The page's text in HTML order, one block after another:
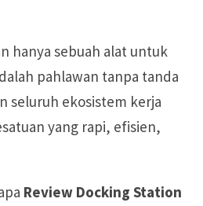
hanya sebuah alat untuk
pahlawan tanpa tanda
seluruh ekosistem kerja
yang rapi, efisien,
Review Docking Station